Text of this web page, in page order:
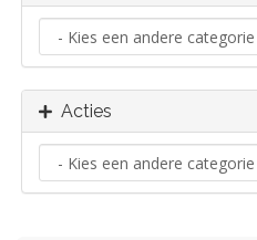
Acties